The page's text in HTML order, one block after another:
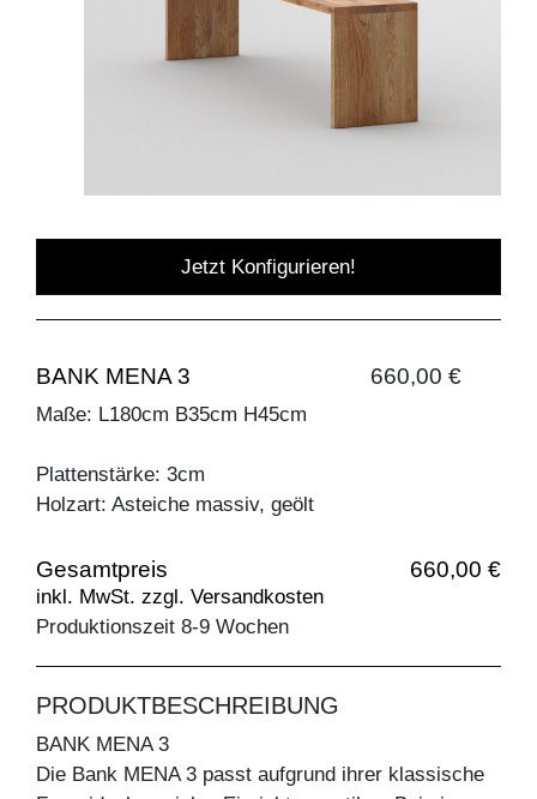
Jetzt Konfigurieren!
BANK MENA 3 660,00 €
Maße: L180cm B35cm H45cm
Plattenstärke: 3cm
Holzart: Asteiche massiv, geölt
Gesamtpreis 660,00 €
inkl. MwSt. zzgl. Versandkosten
Produktionszeit 8-9 Wochen
PRODUKTBESCHREIBUNG
BANK MENA 3
Die Bank MENA 3 passt aufgrund ihrer klassische